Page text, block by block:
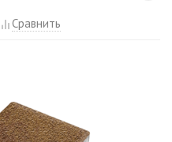
Сравнить